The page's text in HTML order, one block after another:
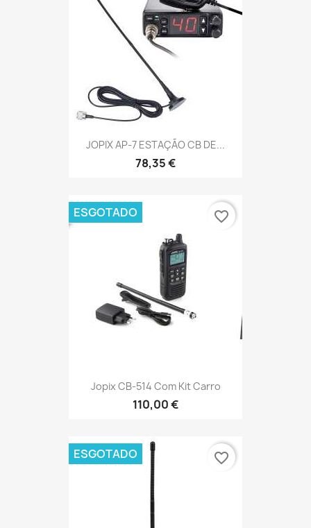
JOPIX AP-7 ESTAÇÃO CB DE...
78,35 €
Jopix CB-514 Com Kit Carro
110,00 €
ESGOTADO favorite_border
ESGOTADO favorite_border